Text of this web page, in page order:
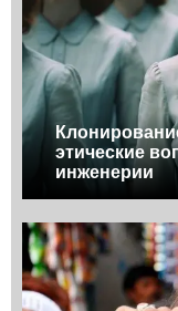
этические
инженерии